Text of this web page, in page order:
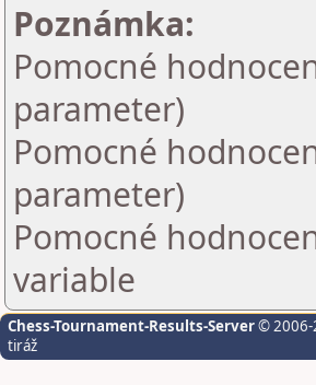
Poznámka:
Pomocné
parameter)
Pomocné
parameter)
Pomocné
variable
Chess-Tournament-Results-Server© 2006-
tiráž